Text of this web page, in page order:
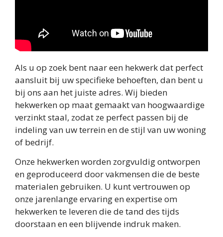
Als u op zoek bent naar een hekwerk dat perfect
aansluit bij uw specifieke behoeften, dan bent u
bij ons aan het juiste adres. Wij bieden
hekwerken op maat gemaakt van hoogwaardige
verzinkt staal, zodat ze perfect passen bij de
indeling van uw terrein en de stijl van uw woning
of bedrijf.
Onze hekwerken worden zorgvuldig ontworpen
en geproduceerd door vakmensen die de beste
materialen gebruiken. U kunt vertrouwen op
onze jarenlange ervaring en expertise om
hekwerken te leveren die de tand des tijds
doorstaan en een blijvende indruk maken.